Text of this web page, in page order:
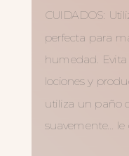
CUIDADOS:
perfecta para
humedad.
lociones y
utiliza un paño
suavemente… le